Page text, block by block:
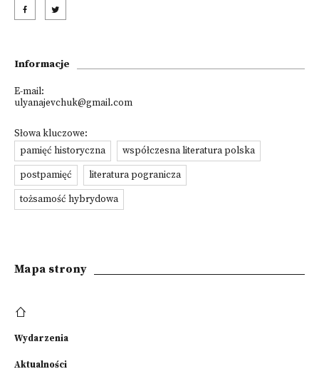
Informacje
E-mail:
ulyanajevchuk@gmail.com
Słowa kluczowe:
pamięć historyczna
współczesna literatura polska
postpamięć
literatura pogranicza
tożsamość hybrydowa
Mapa strony
Wydarzenia
Aktualności